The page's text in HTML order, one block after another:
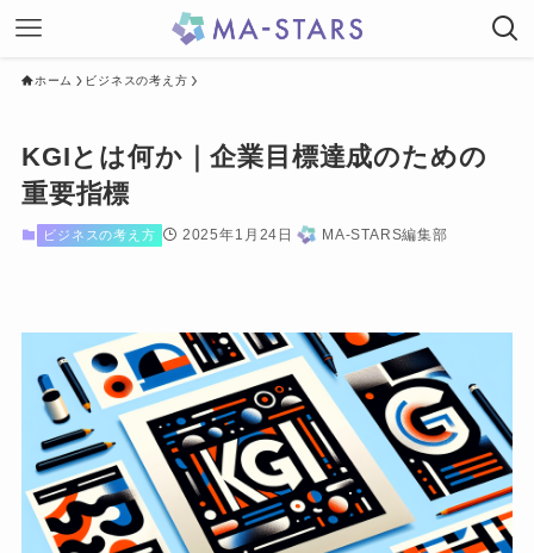
ホーム ビジネスの考え方
KGIとは何か｜企業目標達成のための
重要指標
ビジネスの考え方 2025年1月24日 MA-STARS編集部